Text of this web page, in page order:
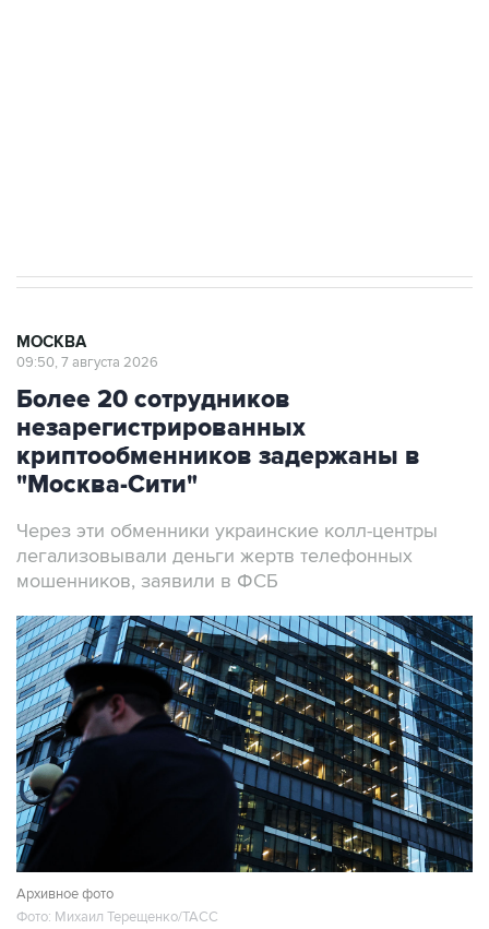
МОСКВА
09:50, 7 августа 2026
Более 20 сотрудников
незарегистрированных
криптообменников задержаны в
"Москва-Сити"
Через эти обменники украинские колл-центры
легализовывали деньги жертв телефонных
мошенников, заявили в ФСБ
Архивное фото
Фото: Михаил Терещенко/ТАСС